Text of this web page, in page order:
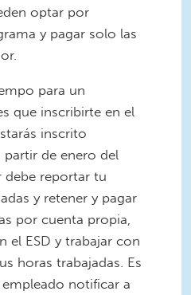
optar por
y pagar solo las
para un
que inscribirte en el
inscrito
de enero del
debe reportar tu
y retener y pagar
por cuenta propia,
el ESD y trabajar con
horas trabajadas. Es
notificar a